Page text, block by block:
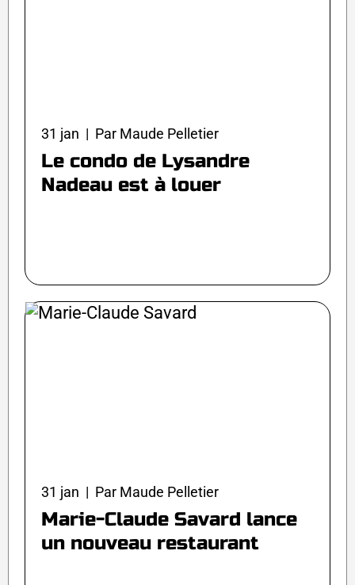
31 jan | Par Maude Pelletier
Le condo de Lysandre
Nadeau est à louer
31 jan | Par Maude Pelletier
Marie-Claude Savard lance
un nouveau restaurant